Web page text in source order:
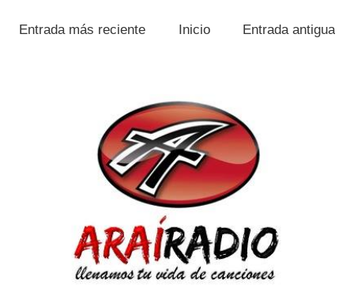
Entrada más reciente Entrada antigua
Inicio